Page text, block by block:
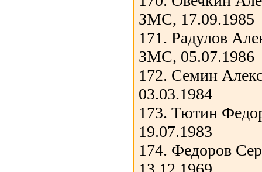
ЗМС, 17.09.1985
171. Радулов
ЗМС, 05.07.1986
172. Семин
03.03.1984
173. Тютин
19.07.1983
174. Федоров